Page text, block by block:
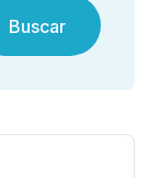
Buscar